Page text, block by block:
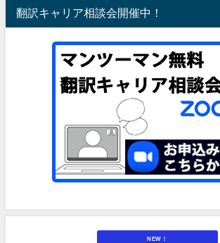
翻訳キャリア相談会開催中！
NEW！